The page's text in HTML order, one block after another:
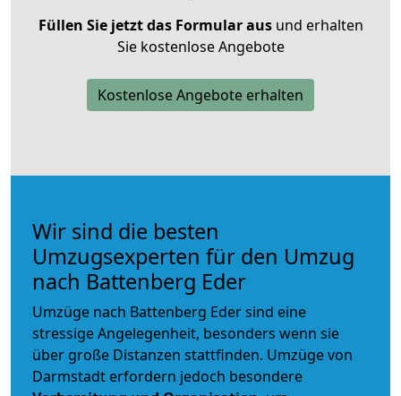
Füllen Sie jetzt das Formular ausund erhalten
Sie kostenlose Angebote
Kostenlose Angebote erhalten
Wir sind die besten
Umzugsexperten für den Umzug
nach Battenberg Eder
Umzüge nach Battenberg Eder sind eine
stressige Angelegenheit, besonders wenn sie
über große Distanzen stattfinden. Umzüge von
Darmstadt erfordern jedoch besondere